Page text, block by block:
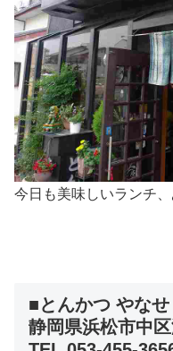
今日も美味しいランチ
■とんかつ やなせ
静岡県浜松市中